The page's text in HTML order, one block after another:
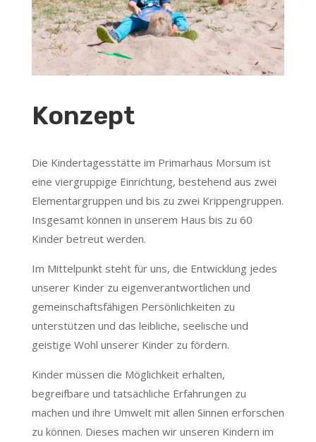
Konzept
Die Kindertagesstätte im Primarhaus Morsum ist
eine viergruppige Einrichtung, bestehend aus zwei
Elementargruppen und bis zu zwei Krippengruppen.
Insgesamt können in unserem Haus bis zu 60
Kinder betreut werden.
Im Mittelpunkt steht für uns, die Entwicklung jedes
unserer Kinder zu eigenverantwortlichen und
gemeinschaftsfähigen Persönlichkeiten zu
unterstützen und das leibliche, seelische und
geistige Wohl unserer Kinder zu fördern.
Kinder müssen die Möglichkeit erhalten,
begreifbare und tatsächliche Erfahrungen zu
machen und ihre Umwelt mit allen Sinnen erforschen
zu können. Dieses machen wir unseren Kindern im